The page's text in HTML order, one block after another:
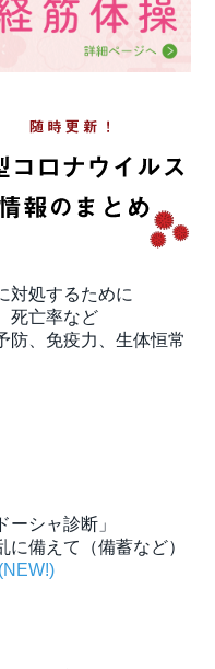
対処するために
死亡率など
防、免疫力、生体恒常
シャ診断」
備えて（備蓄など）
(NEW!)